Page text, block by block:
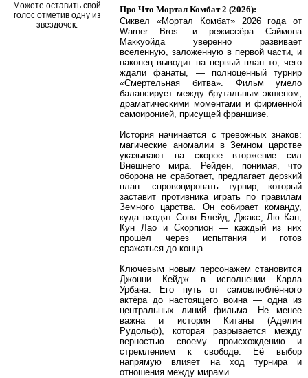
Можете оставить свой
голос отметив одну из
звездочек.
Про Что Мортал Комбат 2 (2026):
Сиквел «Мортал Комбат» 2026 года от
Warner Bros. и режиссёра Саймона
Маккуойда уверенно развивает
вселенную, заложенную в первой части, и
наконец выводит на первый план то, чего
ждали фанаты, — полноценный турнир
«Смертельная битва». Фильм умело
балансирует между брутальным экшеном,
драматическими моментами и фирменной
самоиронией, присущей франшизе.
История начинается с тревожных знаков:
магические аномалии в Земном царстве
указывают на скорое вторжение сил
Внешнего мира. Рейден, понимая, что
оборона не сработает, предлагает дерзкий
план: спровоцировать турнир, который
заставит противника играть по правилам
Земного царства. Он собирает команду,
куда входят Соня Блейд, Джакс, Лю Кан,
Кун Лао и Скорпион — каждый из них
прошёл через испытания и готов
сражаться до конца.
Ключевым новым персонажем становится
Джонни Кейдж в исполнении Карла
Урбана. Его путь от самовлюблённого
актёра до настоящего воина — одна из
центральных линий фильма. Не менее
важна и история Китаны (Аделин
Рудольф), которая разрывается между
верностью своему происхождению и
стремлением к свободе. Её выбор
напрямую влияет на ход турнира и
отношения между мирами.